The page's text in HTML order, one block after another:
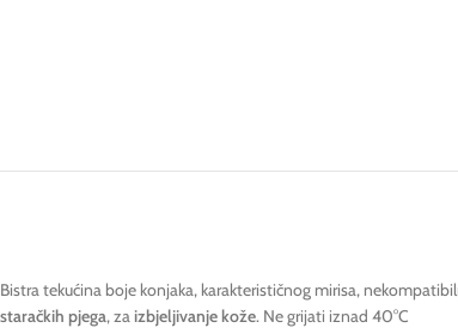
Bistra tekućina boje konjaka, karakterističnog mirisa,
staračkih pjega, zaizbjeljivanje kože. Ne grijati iznad 40°C